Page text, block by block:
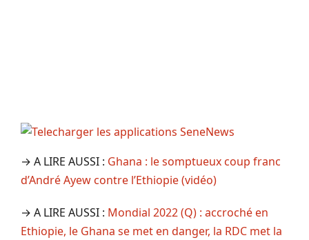
→ A LIRE AUSSI : Ghana : le somptueux coup franc
d’André Ayew contre l’Ethiopie (vidéo)
→ A LIRE AUSSI : Mondial 2022 (Q) : accroché en
Ethiopie, le Ghana se met en danger, la RDC met la